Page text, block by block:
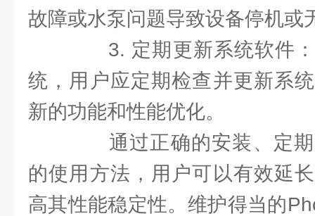
故障或水泵问题导致设备停机或
3. 定期更新系统软件：
统，用户应定期检查并更新系
新的功能和性能优化。
通过正确的安装、定期
的使用方法，用户可以有效延
高其性能稳定性。维护得当的